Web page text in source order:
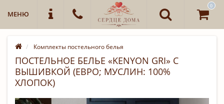
МЕНЮ
0
Комплекты постельного белья
ПОСТЕЛЬНОЕ БЕЛЬЕ «KENYON GRI» С
ВЫШИВКОЙ (ЕВРО; МУСЛИН: 100%
ХЛОПОК)